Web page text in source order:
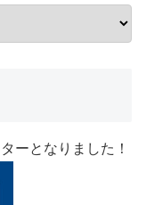
ーとなりました！